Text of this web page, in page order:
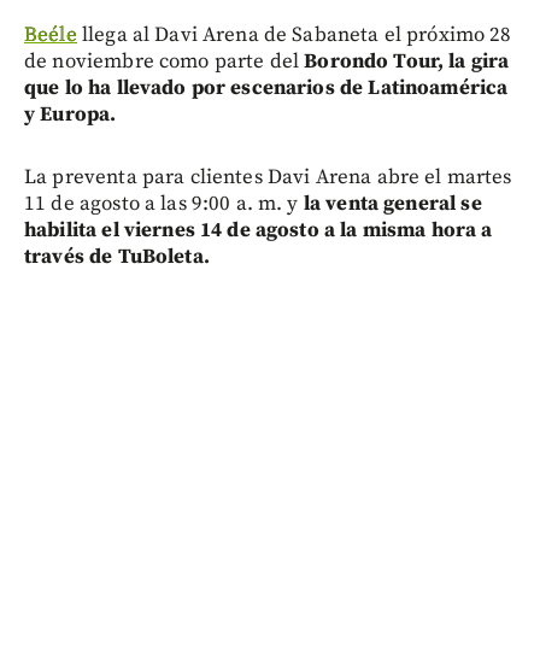
Beéle llega al Davi Arena de Sabaneta el próximo 28
de noviembre como parte delBorondo Tour, la gira
que lo ha llevado por escenarios de Latinoamérica
y Europa.
La preventa para clientes Davi Arena abre el martes
11 de agosto a las 9:00 a. m. y la venta general se
habilita el viernes 14 de agosto a la misma hora a
través de TuBoleta.